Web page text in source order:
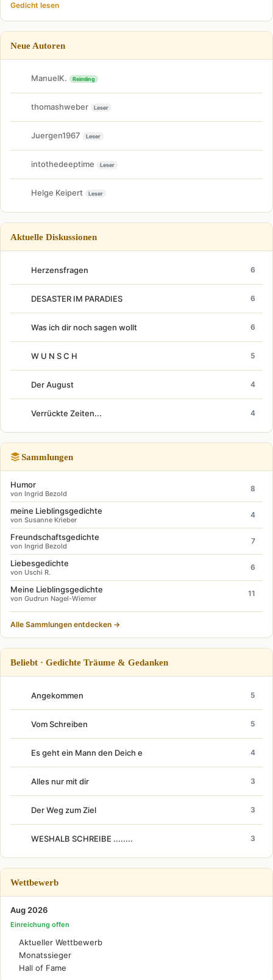
Gedicht lesen
Neue Autoren
ManuelK. Reimling
thomashweber Leser
Juergen1967 Leser
intothedeeptime Leser
Helge Keipert Leser
Aktuelle Diskussionen
Herzensfragen 6
DESASTER IM PARADIES 6
Was ich dir noch sagen wollt 6
W U N S C H 5
Der August 4
Verrückte Zeiten... 4
Sammlungen
Humor
von Ingrid Bezold
8
meine Lieblingsgedichte
von Susanne Krieber
4
Freundschaftsgedichte
von Ingrid Bezold
7
Liebesgedichte
von Uschi R.
6
Meine Lieblingsgedichte
von Gudrun Nagel-Wiemer
11
Alle Sammlungen entdecken →
Beliebt · Gedichte Träume & Gedanken
Angekommen 5
Vom Schreiben 5
Es geht ein Mann den Deich e 4
Alles nur mit dir 3
Der Weg zum Ziel 3
WESHALB SCHREIBE ........ 3
Wettbewerb
Aug 2026
Einreichung offen
Aktueller Wettbewerb
Monatssieger
Hall of Fame